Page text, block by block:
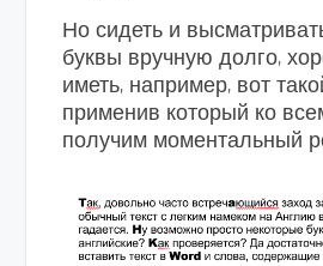
Но сидеть и
буквы вручную долго,
иметь, например, вот
применив который ко
получим моментальный